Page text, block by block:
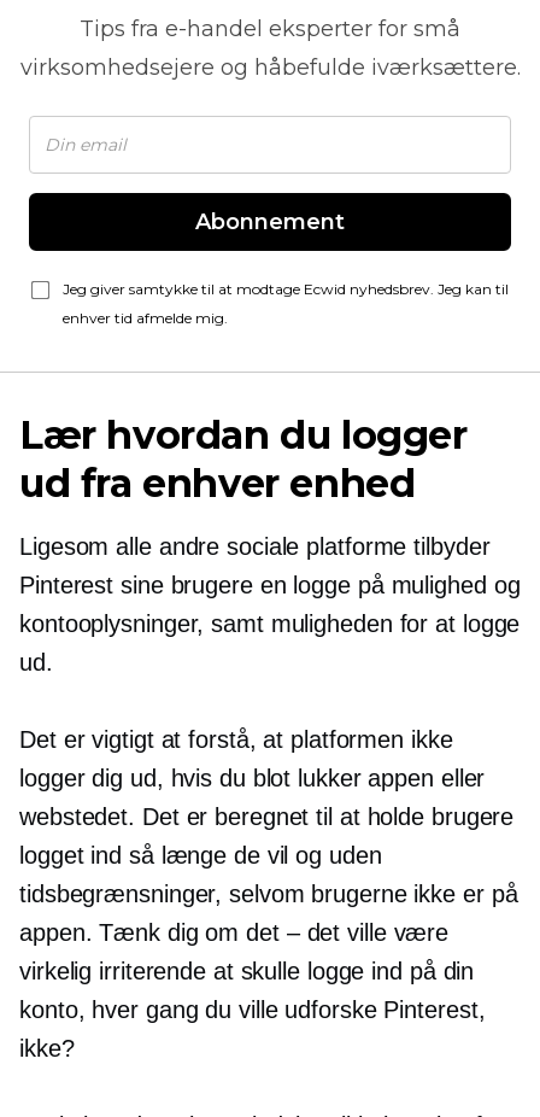
Tips fra e-handel eksperter for små
virksomhedsejere og håbefulde iværksættere.
Abonnement
Jeg giver samtykke til at modtage Ecwid nyhedsbrev. Jeg kan til
enhver tid afmelde mig.
Lær hvordan du logger
ud fra enhver enhed
Ligesom alle andre sociale platforme tilbyder
Pinterest sine brugere en logge påmulighed og
kontooplysninger, samt muligheden for at logge
ud.
Det er vigtigt at forstå, at platformen ikke
logger dig ud, hvis du blot lukker appen eller
webstedet. Det er beregnet til at holde brugere
logget ind så længe de vil og uden
tidsbegrænsninger, selvom brugerne ikke er på
appen. Tænk dig omdet – det ville være
virkelig irriterende at skulle logge ind på din
konto, hver gang du ville udforske Pinterest,
ikke?